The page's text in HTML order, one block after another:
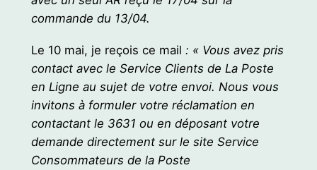
commande du 13/04.
Le 10 mai, je reçois ce mail : « Vous avez pris
contact avec le Service Clients de La Poste
en Ligne au sujet de votre envoi. Nous vous
invitons à formuler votre réclamation en
contactant le 3631 ou en déposant votre
demande directement sur le site Service
Consommateurs de la Poste